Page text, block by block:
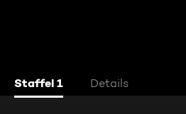
Staffel 1 Details